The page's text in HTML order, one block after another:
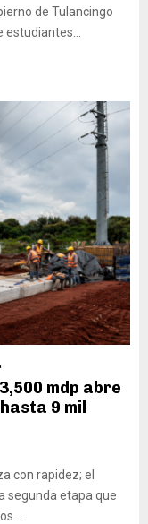
de Tulancingo
mdp abre
9 mil
con rapidez; el
segunda etapa que